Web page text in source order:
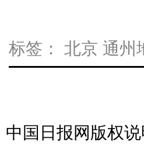
标签： 北京 通州
中国日报网版权